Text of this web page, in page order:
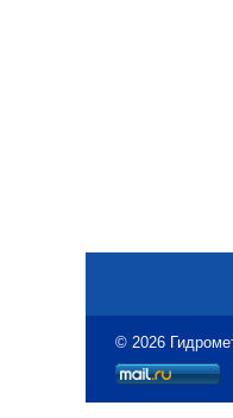
© 2026